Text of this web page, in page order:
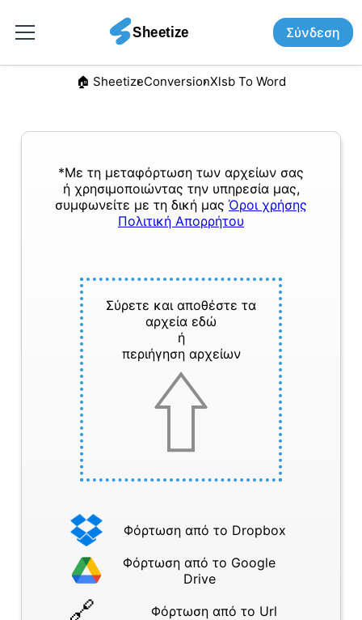
Σύνδεση
🏠︎ SheetizeConversionXlsb To Word
*Με τη μεταφόρτωση των αρχείων σας
ή χρησιμοποιώντας την υπηρεσία μας,
συμφωνείτε με τη δική μας Όροι χρήσης
Πολιτική Απορρήτου
Σύρετε και αποθέστε τα
αρχεία εδώ
ή
περιήγηση αρχείων
Φόρτωση από το Dropbox
Φόρτωση από το Google
Drive
Φόρτωση από το Url